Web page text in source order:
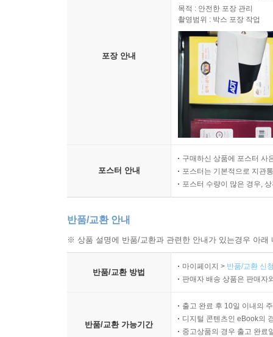
포장 안내
목적 : 안전한 포장 관리
촬영범위 : 박스 포장 작업
포스터 안내
구매하신 상품에 포스터 사
포스터는 기본적으로 지관
포스터 수량이 많은 경우,
반품/교환 안내
※ 상품 설명에 반품/교환과 관련한 안내가 있는경우 아
반품/교환 방법
마이페이지 > 반품/교환 신
판매자 배송 상품은 판매자
반품/교환 가능기간
출고 완료 후 10일 이내의
디지털 콘텐츠인 eBook의
중고상품의 경우 출고 완료